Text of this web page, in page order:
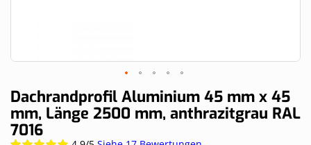
Skip
to
the
beginning
of
Dachrandprofil Aluminium 45 mm x 45
mm, Länge 2500 mm, anthrazitgrau RAL
7016